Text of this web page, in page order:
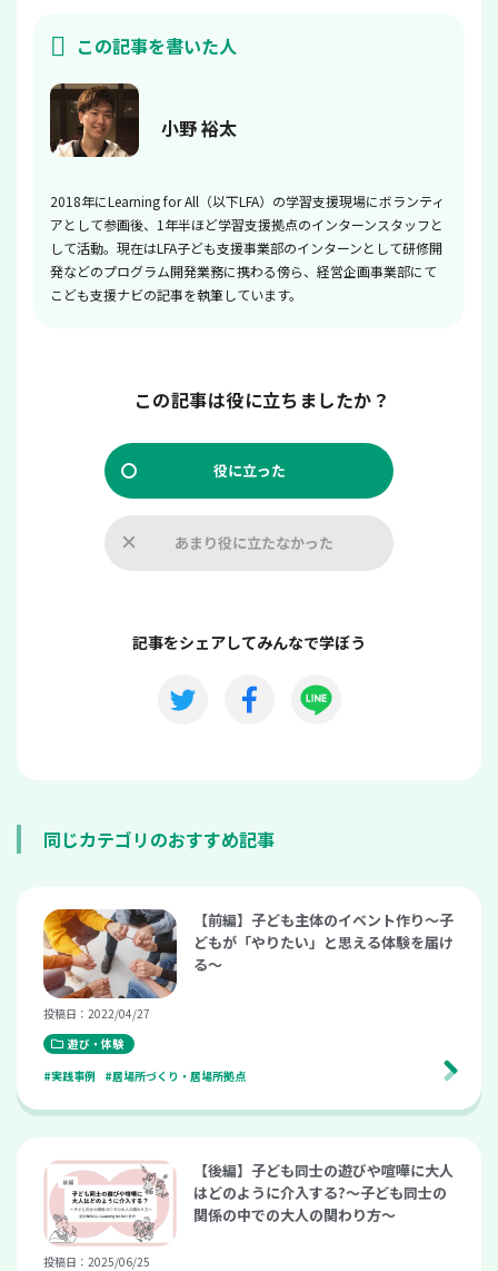
この記事を書いた人
小野 裕太
2018年にLearning for All（以下LFA）の学習支援現場にボランティ
アとして参画後、1年半ほど学習支援拠点のインターンスタッフと
して活動。現在はLFA子ども支援事業部のインターンとして研修開
発などのプログラム開発業務に携わる傍ら、経営企画事業部にて
こども支援ナビの記事を執筆しています。
この記事は役に立ちましたか？
役に立った
あまり役に立たなかった
記事をシェアしてみんなで学ぼう
同じカテゴリのおすすめ記事
【前編】子ども主体のイベント作り～子
どもが「やりたい」と思える体験を届け
る～
投稿日：2022/04/27
遊び・体験
#実践事例
#居場所づくり・居場所拠点
【後編】子ども同士の遊びや喧嘩に大人
はどのように介入する?〜子ども同士の
関係の中での大人の関わり方〜
投稿日：2025/06/25